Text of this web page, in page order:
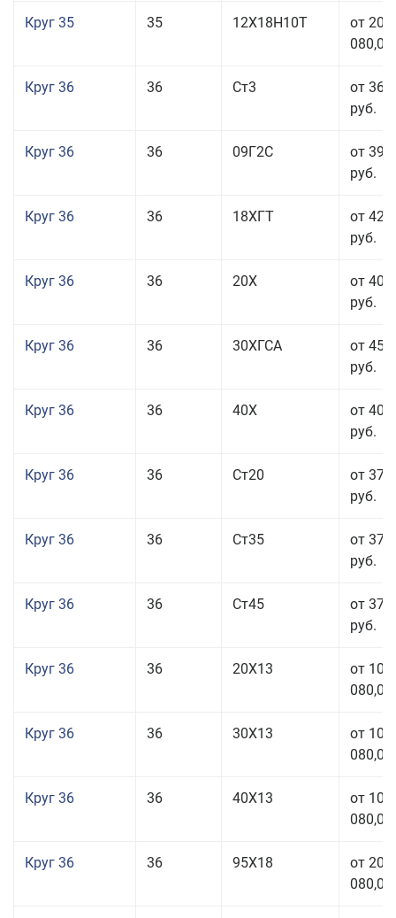
Круг 35 35 12Х18Н10Т
от 208
080,00
Круг 36 36 Ст3
от 36
руб.
Круг 36 36 09Г2С
от 39
руб.
Круг 36 36 18ХГТ
от 42
руб.
Круг 36 36 20Х
от 40
руб.
Круг 36 36 30ХГСА
от 45
руб.
Круг 36 36 40Х
от 40
руб.
Круг 36 36 Ст20
от 37
руб.
Круг 36 36 Ст35
от 37
руб.
Круг 36 36 Ст45
от 37
руб.
Круг 36 36 20Х13
от 101
080,00
Круг 36 36 30Х13
от 101
080,00
Круг 36 36 40Х13
от 101
080,00
Круг 36 36 95Х18
от 208
080,00